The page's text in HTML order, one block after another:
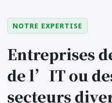
NOTRE EXPERTISE
Entreprises
de l’IT ou
secteurs